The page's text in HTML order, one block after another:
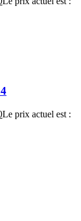
Le prix actuel est :